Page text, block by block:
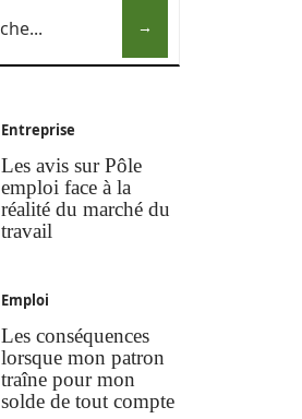
Entreprise
Les avis sur Pôle
emploi face à la
réalité du marché du
travail
Emploi
Les conséquences
lorsque mon patron
traîne pour mon
solde de tout compte